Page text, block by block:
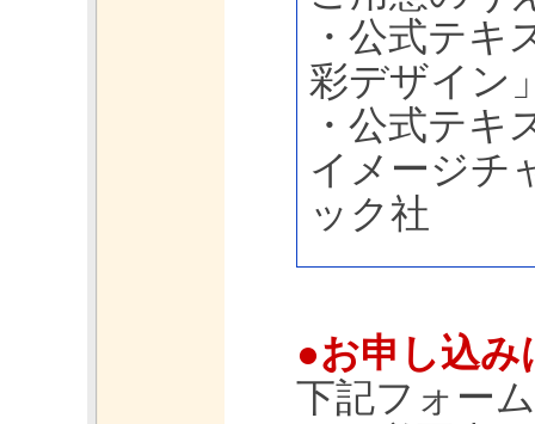
・公式テキ
彩デザイン
・公式テキ
イメージチ
ック社
●お申し込み
下記フォー